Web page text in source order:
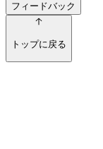
フィードバック
トップに戻る